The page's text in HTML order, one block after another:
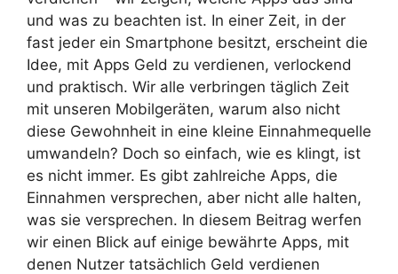
und was zu beachten ist. In einer Zeit, in der
fast jeder ein Smartphone besitzt, erscheint die
Idee, mit Apps Geld zu verdienen, verlockend
und praktisch. Wir alle verbringen täglich Zeit
mit unseren Mobilgeräten, warum also nicht
diese Gewohnheit in eine kleine Einnahmequelle
umwandeln? Doch so einfach, wie es klingt, ist
es nicht immer. Es gibt zahlreiche Apps, die
Einnahmen versprechen, aber nicht alle halten,
was sie versprechen. In diesem Beitrag werfen
wir einen Blick auf einige bewährte Apps, mit
denen Nutzer tatsächlich Geld verdienen